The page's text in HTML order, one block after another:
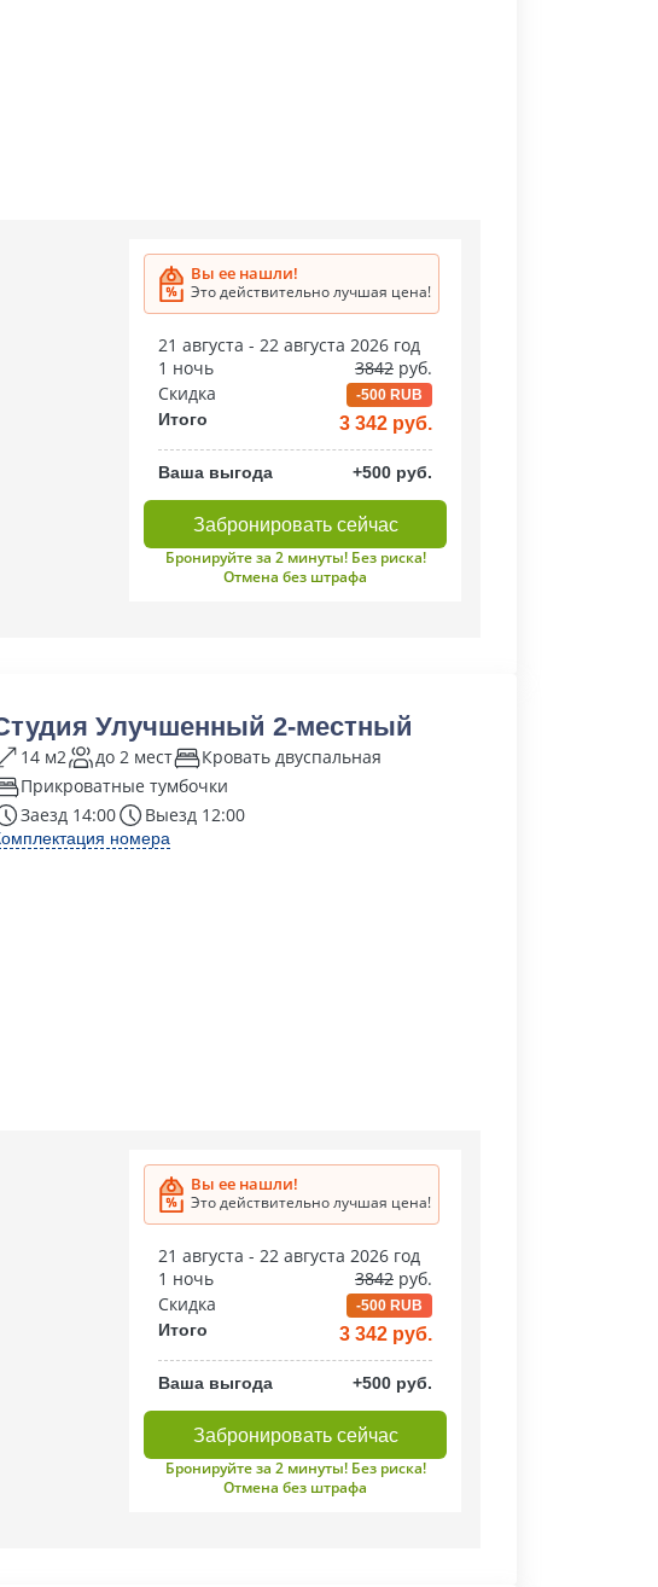
Вы ее нашли!
Это действительно лучшая цена!
21 августа - 22 августа 2026 год
1 ночь
3842 руб.
Скидка
-500 RUB
Итого 3 342 руб.
Ваша выгода +500 руб.
Забронировать сейчас
Бронируйте за 2 минуты! Без риска!
Отмена без штрафа
Улучшенный 2-местный
14 м2 до 2 мест
Кровать двуспальная
Прикроватные тумбочки
Заезд 14:00
Выезд 12:00
номера
Вы ее нашли!
Это действительно лучшая цена!
21 августа - 22 августа 2026 год
1 ночь
3842 руб.
Скидка
-500 RUB
Итого 3 342 руб.
Ваша выгода +500 руб.
Забронировать сейчас
Бронируйте за 2 минуты! Без риска!
Отмена без штрафа